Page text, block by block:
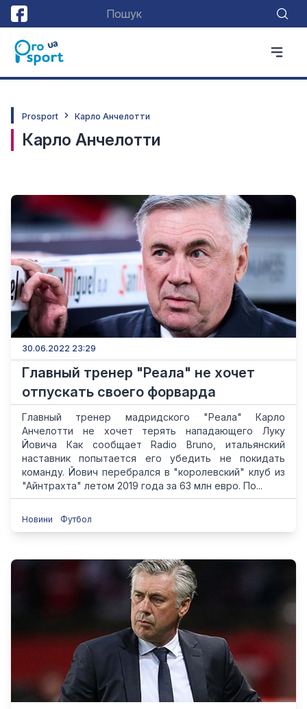
Prosport Карло Анчелотти
Карло Анчелотти
30.06.2022 23:29
Главный тренер "Реала" не хочет
отпускать своего форварда
Главный тренер мадридского "Реала" Карло
Анчелотти не хочет терять нападающего Луку
Йовича Как сообщает Radio Bruno, итальянский
наставник попытается его убедить не покидать
команду. Йович перебрался в "королевский" клуб из
"Айнтрахта" летом 2019 года за 63 млн евро. По...
Новини Футбол